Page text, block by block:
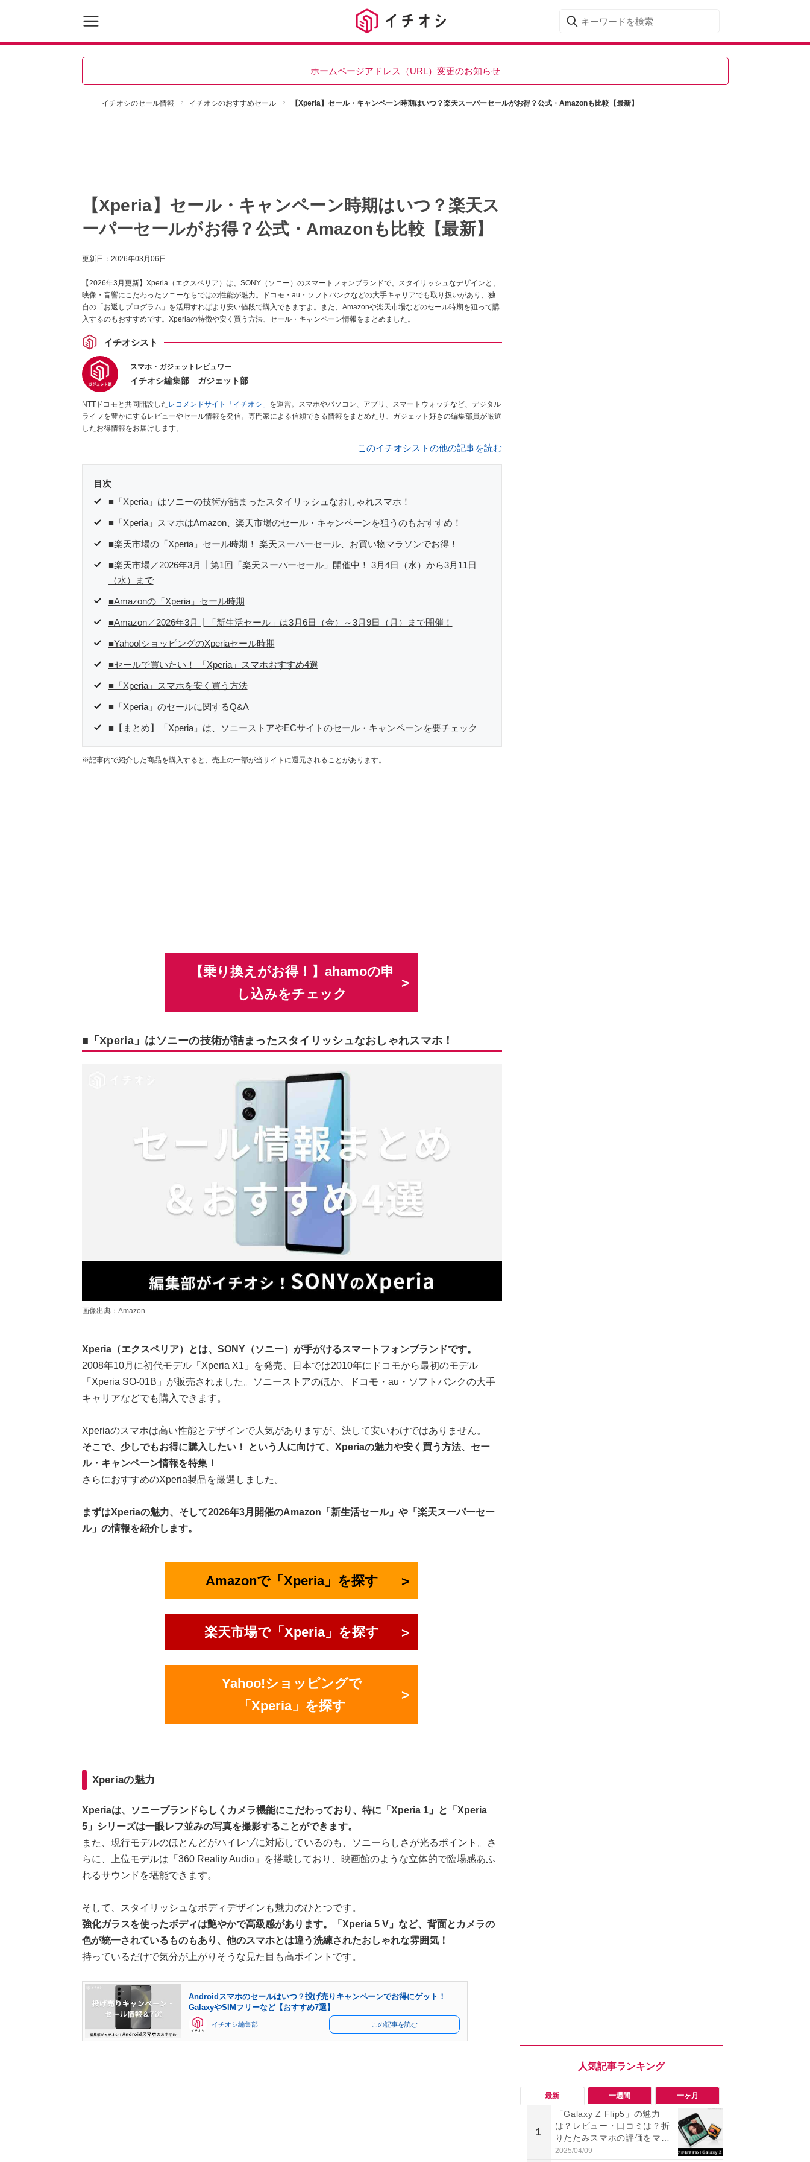
ホームページアドレス（URL）変更のお知らせ
イチオシのセール情報 イチオシのおすすめセール 【Xperia】セール・キャンペーン時期はいつ？楽天スーパーセールがお得？公式・Amazonも比較【最新】
【Xperia】セール・キャンペーン時期はいつ？楽天ス
ーパーセールがお得？公式・Amazonも比較【最新】
更新日： 2026年03月06日
【2026年3月更新】Xperia（エクスペリア）は、SONY（ソニー）のスマートフォンブランドで、スタイリッシュなデザインと、
映像・音響にこだわったソニーならではの性能が魅力。ドコモ・au・ソフトバンクなどの大手キャリアでも取り扱いがあり、独
自の「お返しプログラム」を活用すればより安い値段で購入できますよ。また、Amazonや楽天市場などのセール時期を狙って購
入するのもおすすめです。Xperiaの特徴や安く買う方法、セール・キャンペーン情報をまとめました。
イチオシスト
スマホ・ガジェットレビュワー
イチオシ編集部 ガジェット部
NTTドコモと共同開設したレコメンドサイト「イチオシ」 を運営。スマホやパソコン、アプリ、スマートウォッチなど、デジタル
ライフを豊かにするレビューやセール情報を発信。専門家による信頼できる情報をまとめたり、ガジェット好きの編集部員が厳選
したお得情報をお届けします。
このイチオシストの他の記事を読む
目次
■「Xperia」はソニーの技術が詰まったスタイリッシュなおしゃれスマホ！
■「Xperia」スマホはAmazon、楽天市場のセール・キャンペーンを狙うのもおすすめ！
■楽天市場の「Xperia」セール時期！ 楽天スーパーセール、お買い物マラソンでお得！
■楽天市場／2026年3月┃第1回「楽天スーパーセール」開催中！ 3月4日（水）から3月11日
（水）まで
■Amazonの「Xperia」セール時期
■Amazon／2026年3月┃「新生活セール」は3月6日（金）～3月9日（月）まで開催！
■Yahoo!ショッピングのXperiaセール時期
■セールで買いたい！ 「Xperia」スマホおすすめ4選
■「Xperia」スマホを安く買う方法
■「Xperia」のセールに関するQ&A
■【まとめ】「Xperia」は、ソニーストアやECサイトのセール・キャンペーンを要チェック
※記事内で紹介した商品を購入すると、売上の一部が当サイトに還元されることがあります。
【乗り換えがお得！】ahamoの申
し込みをチェック
■「Xperia」はソニーの技術が詰まったスタイリッシュなおしゃれスマホ！
画像出典：Amazon
Xperia（エクスペリア）とは、SONY（ソニー）が手がけるスマートフォンブランドです。
2008年10月に初代モデル「Xperia X1」を発売、日本では2010年にドコモから最初のモデル
「Xperia SO-01B」が販売されました。ソニーストアのほか、ドコモ・au・ソフトバンクの大手
キャリアなどでも購入できます。
Xperiaのスマホは高い性能とデザインで人気がありますが、決して安いわけではありません。
そこで、少しでもお得に購入したい！ という人に向けて、Xperiaの魅力や安く買う方法、セー
ル・キャンペーン情報を特集！
さらにおすすめのXperia製品を厳選しました。
まずはXperiaの魅力、そして2026年3月開催のAmazon「新生活セール」や「楽天スーパーセー
ル」 の情報を紹介します。
Amazonで「Xperia」を探す
楽天市場で「Xperia」を探す
Yahoo!ショッピングで
「Xperia」を探す
Xperiaの魅力
Xperiaは、ソニーブランドらしくカメラ機能にこだわっており、特に「Xperia 1」と「Xperia
5」シリーズは一眼レフ並みの写真を撮影することができます。
また、現行モデルのほとんどがハイレゾに対応しているのも、ソニーらしさが光るポイント。さ
らに、上位モデルは「360 Reality Audio」を搭載しており、映画館のような立体的で臨場感あふ
れるサウンドを堪能できます。
そして、スタイリッシュなボディデザインも魅力のひとつです。
強化ガラスを使ったボディは艶やかで高級感があります。「Xperia 5 V」など、背面とカメラの
色が統一されているものもあり、他のスマホとは違う洗練されたおしゃれな雰囲気！
持っているだけで気分が上がりそうな見た目も高ポイントです。
Androidスマホのセールはいつ？投げ売りキャンペーンでお得にゲット！
GalaxyやSIMフリーなど【おすすめ7選】
イチオシ編集部 この記事を読む
最新 一週間 一ヶ月
1
「Galaxy Z Flip5」の魅力
は？レビュー・口コミは？折
りたたみスマホの評価をマニ
アが詳しく解説
2025/04/09